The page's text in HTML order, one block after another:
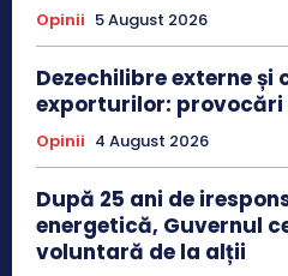
Opinii 5 August 2026
Dezechilibre externe
exporturilor:
Opinii 4 August 2026
După 25 ani de
energetică, Guvernul
voluntară de la alții